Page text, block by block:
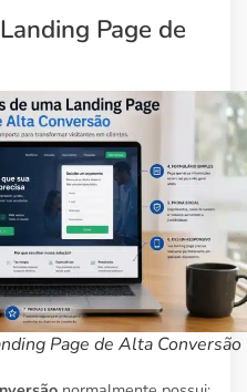
Page de
Page de Alta Conversão